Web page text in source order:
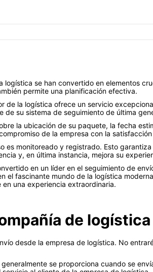
se han convertido en elementos
permite una planificación efectiva.
de la logística ofrece un servicio
de su sistema de seguimiento de última
la ubicación de su paquete, la fecha
de la empresa con la
monitoreado y registrado. Esto
y, en última instancia, mejora su
en un líder en el seguimiento de
el fascinante mundo de la logística
una experiencia extraordinaria.
de logística
desde la empresa de logística. No
se proporciona cuando se